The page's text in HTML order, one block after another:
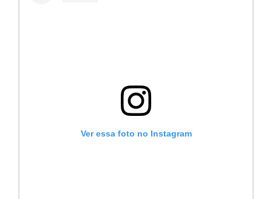
Ver essa foto no Instagram